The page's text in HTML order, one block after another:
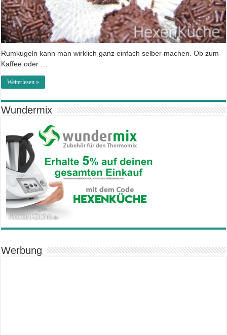
Rumkugeln kann man wirklich ganz einfach selber machen. Ob zum
Kaffee oder …
Weiterlesen »
Wundermix
Werbung